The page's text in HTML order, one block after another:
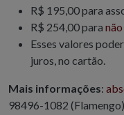
R$ 195,00 para
R$ 254,00 para
Esses valores
juros, no cartão.
Mais informações:
98496-1082